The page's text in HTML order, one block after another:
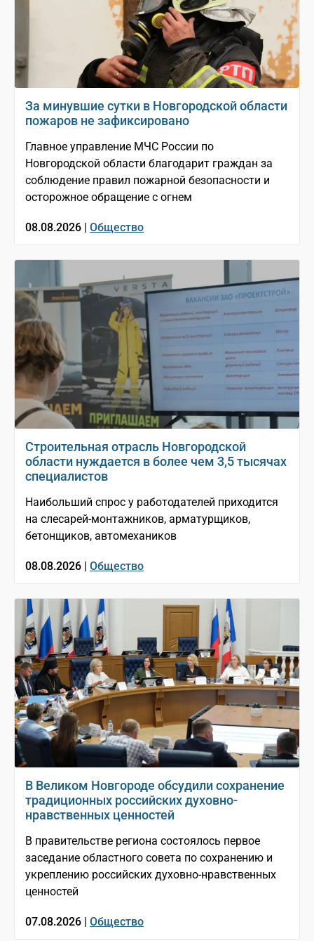
За минувшие сутки в Новгородской области
пожаров не зафиксировано
Главное управление МЧС России по
Новгородской области благодарит граждан за
соблюдение правил пожарной безопасности и
осторожное обращение с огнем
08.08.2026 | Общество
Строительная отрасль Новгородской
области нуждается в более чем 3,5 тысячах
специалистов
Наибольший спрос у работодателей приходится
на слесарей-монтажников, арматурщиков,
бетонщиков, автомехаников
08.08.2026 | Общество
В Великом Новгороде обсудили сохранение
традиционных российских духовно-
нравственных ценностей
В правительстве региона состоялось первое
заседание областного совета по сохранению и
укреплению российских духовно-нравственных
ценностей
07.08.2026 | Общество